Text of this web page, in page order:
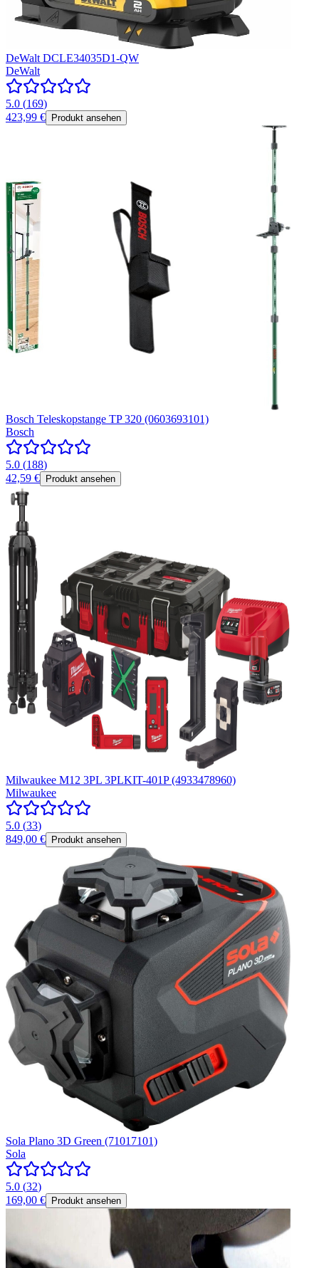
DeWalt DCLE34035D1-QW
DeWalt
5.0 (169)
423,99 €
Produkt ansehen
Bosch Teleskopstange TP 320 (0603693101)
Bosch
5.0 (188)
42,59 €
Produkt ansehen
Milwaukee M12 3PL 3PLKIT-401P (4933478960)
Milwaukee
5.0 (33)
849,00 €
Produkt ansehen
Sola Plano 3D Green (71017101)
Sola
5.0 (32)
169,00 €
Produkt ansehen